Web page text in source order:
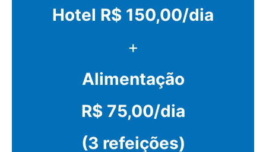
Hotel R$ 150,00/dia
+
Alimentação
R$ 75,00/dia
(3 refeições)